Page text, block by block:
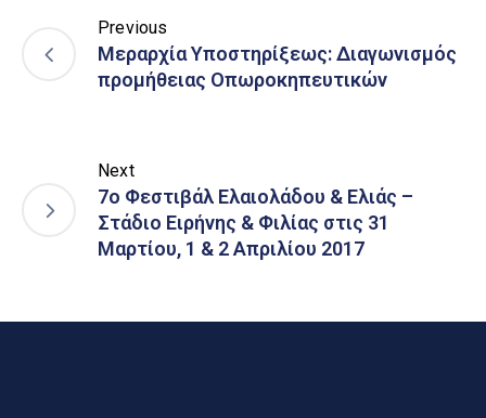
Previous
Μεραρχία Υποστηρίξεως: Διαγωνισμός
προμήθειας Οπωροκηπευτικών
Next
7ο Φεστιβάλ Ελαιολάδου & Ελιάς –
Στάδιο Ειρήνης & Φιλίας στις 31
Μαρτίου, 1 & 2 Απριλίου 2017